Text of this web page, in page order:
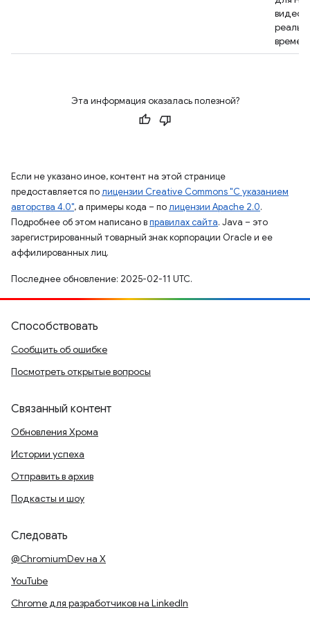
видео в
Эта информация оказалась полезной?
Если не указано иное, контент на этой странице
предоставляется полицензии Creative Commons "С указанием
авторства 4.0", а примеры кода – полицензии Apache 2.0.
Подробнее об этом написано вправилах сайта. Java – это
зарегистрированный товарный знак корпорации Oracle и ее
аффилированных лиц.
Последнее обновление: 2025-02-11 UTC.
Способствовать
Сообщить об ошибке
Посмотреть открытые вопросы
Связанный контент
Обновления Хрома
Истории успеха
Отправить в архив
Подкасты и шоу
Следовать
@ChromiumDev на X
YouTube
Chrome для разработчиков на LinkedIn